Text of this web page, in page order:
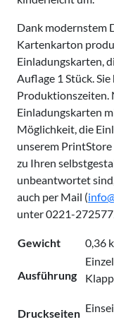
Dank modernstem
Kartenkarton
Einladungskarten,
Auflage 1 Stück.
Produktionszeiten.
Einladungskarten
Möglichkeit, die
unserem
zu Ihren
unbeantwortet
auch per Mail (
unter 0221-
Gewicht 0,36
Ausführung
Druckseiten